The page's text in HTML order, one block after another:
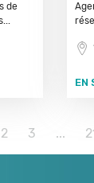
de
EN
2 3 ...